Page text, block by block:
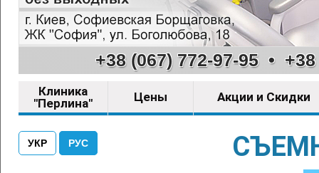
+38 (067) 772-97-95•
Клиника
"Перлина"
Цены Акции и Скидки
УКР РУС